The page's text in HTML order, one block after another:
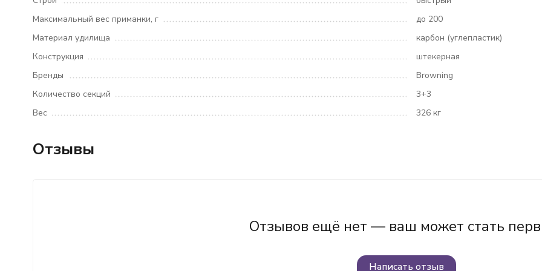
Максимальный вес приманки, г
до 200
Материал удилища
карбон (углепластик)
Конструкция
штекерная
Бренды
Browning
Количество секций
3+3
Вес
326 кг
Отзывы
Отзывов ещё нет — ваш может стать
Написать отзыв